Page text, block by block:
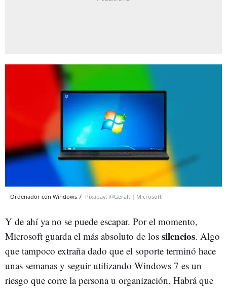
Ordenador con Windows 7 Pixabay: @Geralt | Microsoft
Y de ahí ya no se puede escapar. Por el momento,
Microsoft guarda el más absoluto de los silencios. Algo
que tampoco extraña dado que el soporte terminó hace
unas semanas y seguir utilizando Windows 7 es un
riesgo que corre la persona u organización. Habrá que